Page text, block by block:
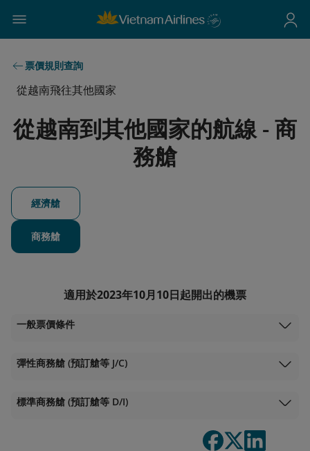
票價規則查詢
從越南飛往其他國家
從越南到其他國家的航線 - 商
務艙
經濟艙
商務艙
適用於2023年10月10日起開出的機票
一般票價條件
彈性商務艙 (預訂艙等 J/C)
標準商務艙 (預訂艙等 D/I)